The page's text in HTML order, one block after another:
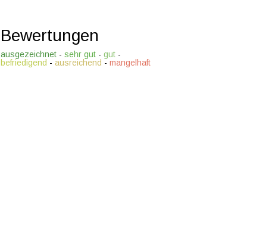
Bewertungen
ausgezeichnet - sehr gut - gut -
befriedigend - ausreichend - mangelhaft